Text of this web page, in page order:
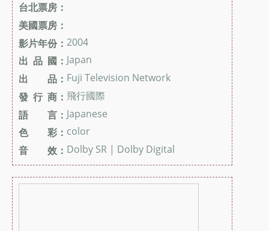
台北票房：
美國票房：
影片年份： 2004
出 品 國：Japan
出 品： Fuji Television Network
發 行 商： 飛行國際
語 言： Japanese
色 彩： color
音 效： Dolby SR | Dolby Digital